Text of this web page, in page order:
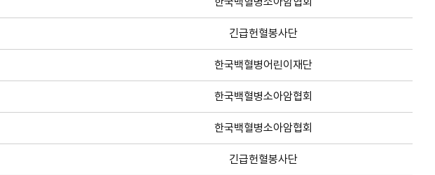
긴급헌혈봉사단
한국백혈병어린이재단
한국백혈병소아암협회
한국백혈병소아암협회
긴급헌혈봉사단